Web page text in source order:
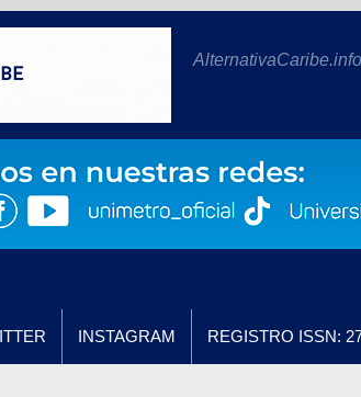
AlternativaCaribe.info
INSTAGRAM REGISTRO ISSN: